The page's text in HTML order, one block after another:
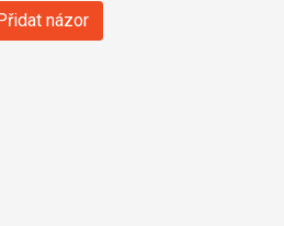
SPAM
Přidat názor